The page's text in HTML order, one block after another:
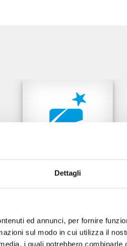
Dettagli
ed annunci, per fornire
sul modo in cui utilizza il
i quali potrebbero
ONE PIECE n. 114